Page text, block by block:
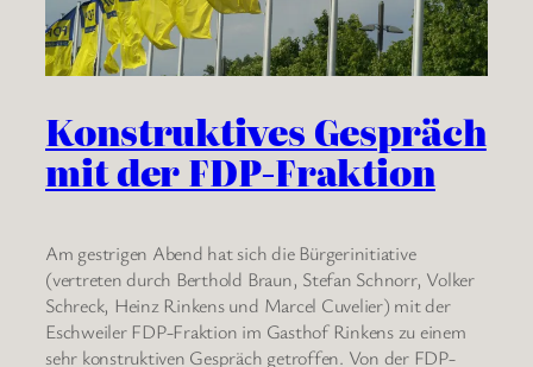
Konstruktives Gespräch
mit der FDP-Fraktion
Am gestrigen Abend hat sich die Bürgerinitiative
(vertreten durch Berthold Braun, Stefan Schnorr, Volker
Schreck, Heinz Rinkens und Marcel Cuvelier) mit der
Eschweiler FDP-Fraktion im Gasthof Rinkens zu einem
sehr konstruktiven Gespräch getroffen. Von der FDP-